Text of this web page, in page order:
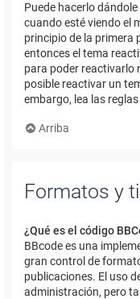
Puede hacerlo
cuando esté viendo el
principio de la primera
entonces el tema
para poder reactivarlo
posible reactivar un
embargo, lea las
Arriba
Formatos y
¿Qué es el código
BBcode es una
gran control de
publicaciones. El uso
administración, pero